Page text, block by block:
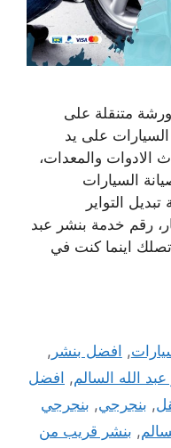
متنقلة على
السيارات على يد
الادوات والمعدات،
السيارات
التواير
رقم خدمة بنشر عبد
تصلك اينما كنت في
, افضل بنشر ,
الله السالم, افضل
, بنجرجي, بنجرجي
, بنشر قريب من